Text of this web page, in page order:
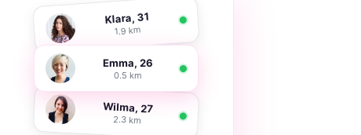
Klara, 31
1.9 km
Emma, 26
0.5 km
Wilma, 27
2.3 km